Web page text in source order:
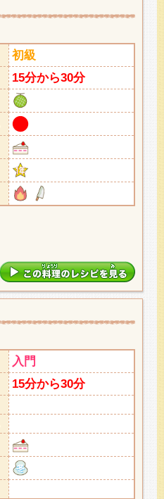
初級
15分から30分
入門
15分から30分